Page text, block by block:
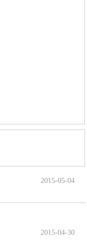
2015-05-04
2015-04-30